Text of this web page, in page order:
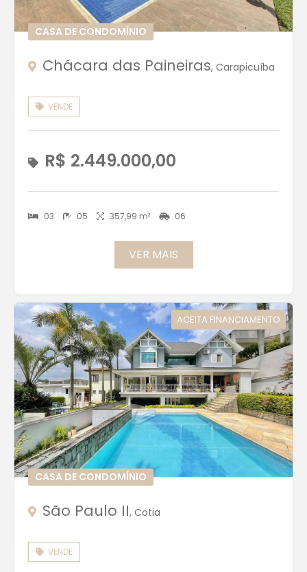
CASA DE CONDOMÍNIO
Chácara das Paineiras, Carapicuíba
VENDE
R$ 2.449.000,00
03 05 357,99 m² 06
VER MAIS
ACEITA FINANCIAMENTO
CASA DE CONDOMÍNIO
São Paulo II, Cotia
VENDE